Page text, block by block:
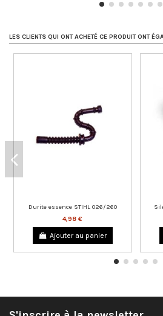
LES CLIENTS QUI ONT ACHETÉ CE PRODUIT ONT
Durite essence STIHL 026/260
4,98 €
Ajouter au panier